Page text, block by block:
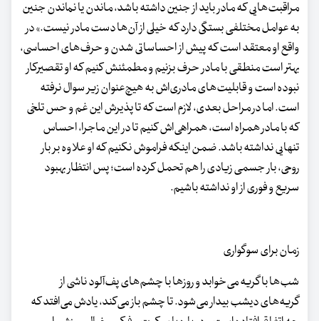
مراقبت‌هایی که مادر باید از جنین داشته باشد، ماندن یا نماندن جنین
به عوامل مختلفی بستگی دارد که خیلی از آن‌ها دست مادر نیست.» در
واقع او معتقد است که پیش از احساساتی شدن و حرف‌های احساسی،
بهتر است منطقی با مادر حرف بزنیم و مطمئنش کنیم که او تقصیرکار
نبوده است و قابلیت‌های مادری‌اش به هیچ‌عنوان زیر سوال نرفته
است. اما در مراحل بعدی، لازم است که تا پذیرش این غم و حس تلخی
که با مادر همراه است، همراهی‌اش کنیم تا در این ماجرا، احساس
تنهایی نداشته باشد. ضمن اینکه فراموش نکنیم که او علاوه بر بار
روحی، بار جسمی زیادی را هم تحمل کرده است؛ پس انتظار بهبود
سریع و فوری از او نداشته باشیم.
زمان برای سوگواری
شب‌ها با گریه می‌خوابد و روزها با چشم‌های پف‌آلود ناشی از
گریه‌های دیشب بیدار می‌شود. تا چشم باز می‌کند، یادش می‌افتد که